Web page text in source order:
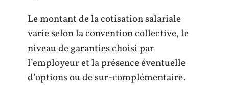
Le montant de la cotisation salariale
varie selon la convention collective, le
niveau de garanties choisi par
l’employeur et la présence éventuelle
d’options ou de sur-complémentaire.